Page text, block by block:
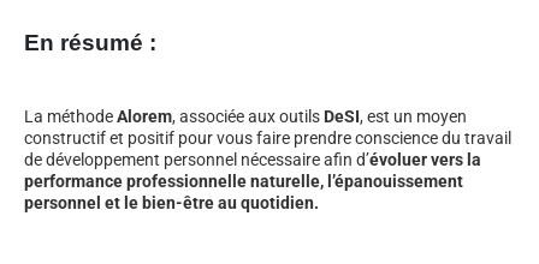
En résumé :
La méthodeAlorem, associée aux outils DeSI, est un moyen
constructif et positif pour vous faire prendre conscience du travail
de développement personnel nécessaire afin d’évoluer vers la
performance professionnelle naturelle, l’épanouissement
personnel et le bien-être au quotidien.